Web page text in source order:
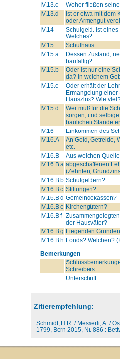
IV.13.c
Woher fließen
IV.13.d
Ist er etwa mit dem
oder Armengut
IV.14
Schulgeld. Ist eines
Welches?
IV.15
Schulhaus.
IV.15.a
Dessen Zustand,
baufällig?
IV.15.b
Oder ist nur eine
da? In welchem
IV.15.c
Oder erhält der
Ermangelung einer
Hauszins? Wie viel?
IV.15.d
Wer muß für die
sorgen, und selbige
baulichen Stande
IV.16
Einkommen des
IV.16.A
An Geld, Getreide,
etc.
IV.16.B
Aus welchen
IV.16.B.a abgeschaffenen
(Zehnten,
IV.16.B.b Schulgeldern?
IV.16.B.c Stiftungen?
IV.16.B.d Gemeindekassen?
IV.16.B.e Kirchengütern?
IV.16.B.f
der Hausväter?
IV.16.B.g Liegenden
IV.16.B.h Fonds? Welchen?
Bemerkungen
Schreibers
Unterschrift
Zitierempfehlung:
Schmidt, H.R. / Messerli, A. /
1799, Bern 2015, Nr. 886 :